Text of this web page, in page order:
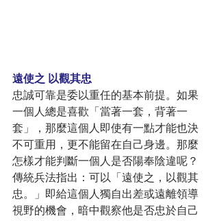
遠使之 以觀其忠
忠誠可靠是委以重任的基本前提。如果
一個人總是喜歡「當著一套，背著一
套」，那麼這個人即使有一點才能也決
不可重用，更不能留在自己身邊。那麼
怎樣才能判斷一個人是否陽奉陰違呢？
傳統兵法指出：可以「遠使之，以觀其
忠。」即給這個人獨自出差或遠離領導
視野的機會，暗中觀察他是否忠於自己